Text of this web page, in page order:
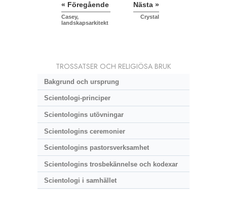
« Föregående
Casey,
landskapsarkitekt
Nästa »
Crystal
TROSSATSER OCH RELIGIÖSA BRUK
Bakgrund och ursprung
Scientologi-principer
Scientologins utövningar
Scientologins ceremonier
Scientologins pastorsverksamhet
Scientologins trosbekännelse och kodexar
Scientologi i samhället